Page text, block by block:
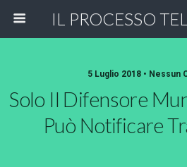
IL PROCESSO
5 Luglio 2018 • Nessun
Solo Il Difensore
Può Notificare